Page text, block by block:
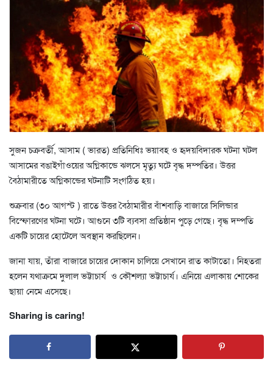
সুজন চক্রবর্তী, আসাম ( ভারত) প্রতিনিধিঃ ভয়াবহ ও হৃদয়বিদারক ঘটনা ঘটল
আসামের বঙাইগাঁওয়ের অগ্নিকান্ডে ঝলসে মৃত্যু ঘটে বৃদ্ধ দম্পতির। উত্তর
বৈঠামারীতে অগ্নিকান্ডের ঘটনাটি সংগঠিত হয়।
শুক্রবার (৩০ আগস্ট ) রাতে উত্তর বৈঠামারীর বাঁশবাড়ি বাজারে সিলিন্ডার
বিস্ফোরণের ঘটনা ঘটে। আগুনে ৩টি ব‍্যবসা প্রতিষ্ঠান পুড়ে গেছে। বৃদ্ধ দম্পতি
একটি চায়ের হোটেলে অবস্থান করছিলেন।
জানা যায়, তাঁরা বাজারে চায়ের দোকান চালিয়ে সেখানে রাত কাটাতো। নিহতরা
হলেন যথাক্রমে দুলাল ভট্টাচার্য ও কৌশল‍্যা ভট্টাচার্য। এনিয়ে এলাকায় শোকের
ছায়া নেমে এসেছে।
Sharing is caring!